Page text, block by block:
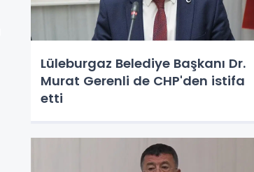
Lüleburgaz Belediye Başkanı Dr.
Murat Gerenli de CHP'den istifa
etti